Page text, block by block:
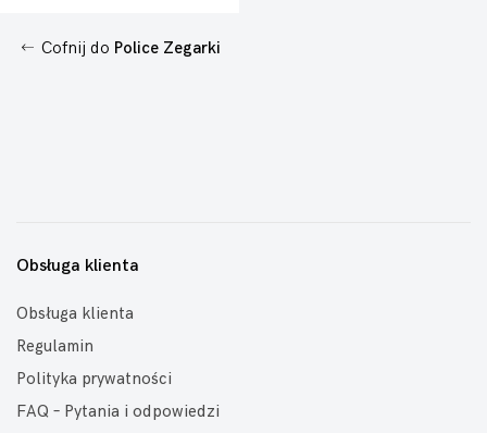
Cofnij do Police Zegarki
Obsługa klienta
Obsługa klienta
Regulamin
Polityka prywatności
FAQ – Pytania i odpowiedzi